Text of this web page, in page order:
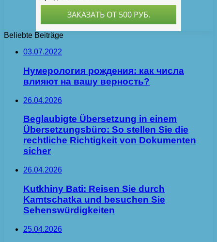
Beliebte Beiträge
03.07.2022
Нумерология рождения: как числа
влияют на вашу верность?
26.04.2026
Beglaubigte Übersetzung in einem
Übersetzungsbüro: So stellen Sie die
rechtliche Richtigkeit von Dokumenten
sicher
26.04.2026
Kutkhiny Bati: Reisen Sie durch
Kamtschatka und besuchen Sie
Sehenswürdigkeiten
25.04.2026